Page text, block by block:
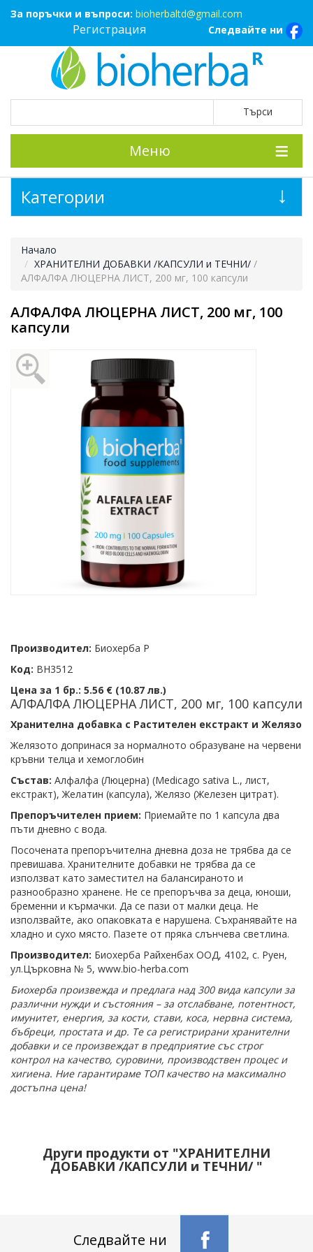
За поръчки и въпроси: bioherbaltd@gmail.com
Следвайте ни
Регистрация
Меню
Начало
ХРАНИТЕЛНИ ДОБАВКИ /КАПСУЛИ и ТЕЧНИ/ /
АЛФАЛФА ЛЮЦЕРНА ЛИСТ, 200 мг, 100 капсули
АЛФАЛФА ЛЮЦЕРНА ЛИСТ, 200 мг, 100
капсули
Производител: Биохерба Р
Код: BH3512
Цена за 1 бр.: 5.56 € (10.87 лв.)
АЛФАЛФА ЛЮЦЕРНА ЛИСТ, 200 мг, 100 капсули
Хранителна добавка с Растителен екстракт и Желязо
Желязото допринася за нормалното образуване на червени
кръвни телца и хемоглобин
Състав: Алфалфа (Люцерна) (Medicago sativa L., лист,
екстракт), Желатин (капсула), Желязо (Железен цитрат).
Препоръчителен прием: Приемайте по 1 капсула два
пъти дневно с вода.
Посочената препоръчителна дневна доза не трябва да се
превишава. Хранителните добавки не трябва да се
използват като заместител на балансираното и
разнообразно хранене. Не се препоръчва за деца, юноши,
бременни и кърмачки. Да се пази от малки деца. Не
използвайте, ако опаковката е нарушена. Съхранявайте на
хладно и сухо място. Пазете от пряка слънчева светлина.
Производител: Биохерба Райхенбах ООД, 4102, с. Руен,
ул.Църковна № 5, www.bio-herba.com
Биохерба произвежда и предлага над 300 вида капсули за
различни нужди и състояния – за отслабване, потентност,
имунитет, енергия, за кости, стави, коса, нервна система,
бъбреци, простата и др. Те са регистрирани хранителни
добавки и се произвеждат в предприятие със строг
контрол на качество, суровини, производствен процес и
хигиена. Ние гарантираме ТОП качество на максимално
достъпна цена!
Други продукти от "ХРАНИТЕЛНИ
ДОБАВКИ /КАПСУЛИ и ТЕЧНИ/ "
Категории
Следвайте ни